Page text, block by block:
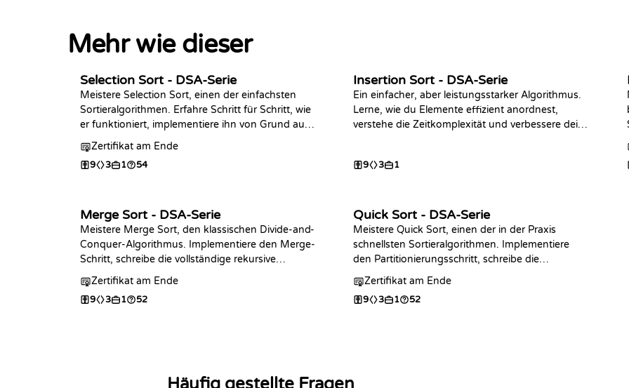
Mehr wie dieser
Selection Sort - DSA-Serie
Meistere Selection Sort, einen der einfachsten
Sortieralgorithmen. Erfahre Schritt für Schritt, wie
er funktioniert, implementiere ihn von Grund auf
in der Programmiersprache deiner Wahl,
analysiere seine Komplexität und übe mit Coding-
Challenges.
Zertifikat am Ende
9 3 1 54
Insertion Sort - DSA-Serie
Ein einfacher, aber leistungsstarker Algorithmus.
Lerne, wie du Elemente effizient anordnest,
verstehe die Zeitkomplexität und verbessere deine
9 3 1
Merge Sort - DSA-Serie
Meistere Merge Sort, den klassischen Divide-and-
Conquer-Algorithmus. Implementiere den Merge-
Schritt, schreibe die vollständige rekursive
Sortierung in der Programmiersprache deiner
Wahl, analysiere die O(n log n)-Komplexität und
übe mit Coding-Challenges.
Zertifikat am Ende
9 3 1 52
Quick Sort - DSA-Serie
Meistere Quick Sort, einen der in der Praxis
schnellsten Sortieralgorithmen. Implementiere
den Partitionierungsschritt, schreibe die
vollständige rekursive Sortierung in der
Programmiersprache deiner Wahl, analysiere die
Komplexität und übe mit Coding-Challenges.
Zertifikat am Ende
9 3 1 52